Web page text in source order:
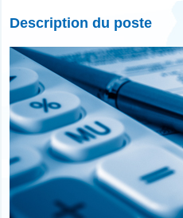
Description du poste